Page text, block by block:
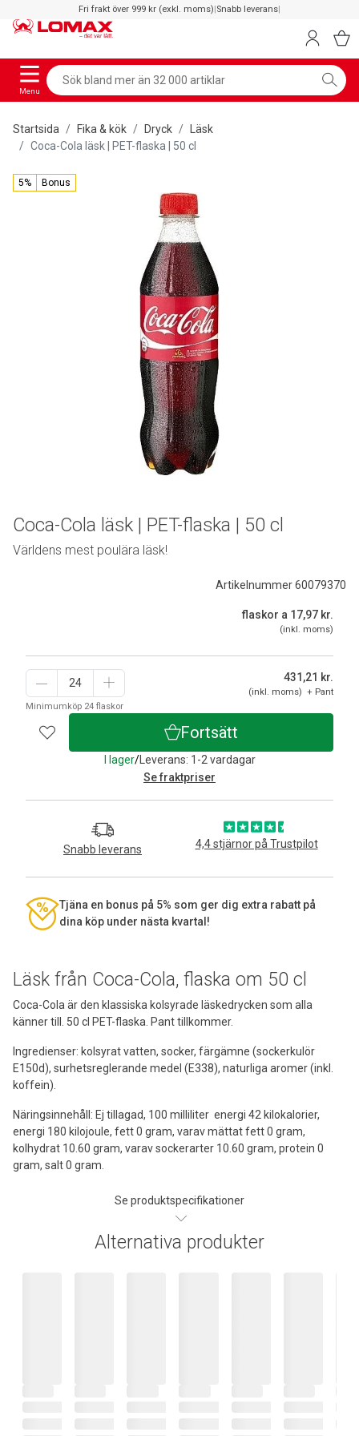
Fri frakt över 999 kr (exkl. moms)|Snabb leverans|
Menu
Startsida Fika & kök Dryck
Läsk
Coca-Cola läsk | PET-flaska | 50 cl
5% Bonus
Läsk från Coca-Cola, flaska om 50 cl
Coca-Cola är den klassiska kolsyrade läskedrycken som alla
känner till. 50 cl PET-flaska. Pant tillkommer.
Ingredienser: kolsyrat vatten, socker, färgämne (sockerkulör
E150d), surhetsreglerande medel (E338), naturliga aromer (inkl.
koffein).
Näringsinnehåll: Ej tillagad, 100 milliliter energi 42 kilokalorier,
energi 180 kilojoule, fett 0 gram, varav mättat fett 0 gram,
kolhydrat 10.60 gram, varav sockerarter 10.60 gram, protein 0
gram, salt 0 gram.
Se produktspecifikationer
Artikelnummer 60079370
flaskor a 17,97 kr.
(inkl. moms)
Minimumköp 24 flaskor
431,21 kr.
(inkl. moms) + Pant
Fortsätt
I lager/Leverans: 1-2 vardagar
Se fraktpriser
Snabb leverans 4,4 stjärnor på Trustpilot
Tjäna en bonus på 5% som ger dig extra rabatt på
dina köp under nästa kvartal!
Coca-Cola läsk | PET-flaska | 50 cl
Världens mest poulära läsk!
Alternativa produkter